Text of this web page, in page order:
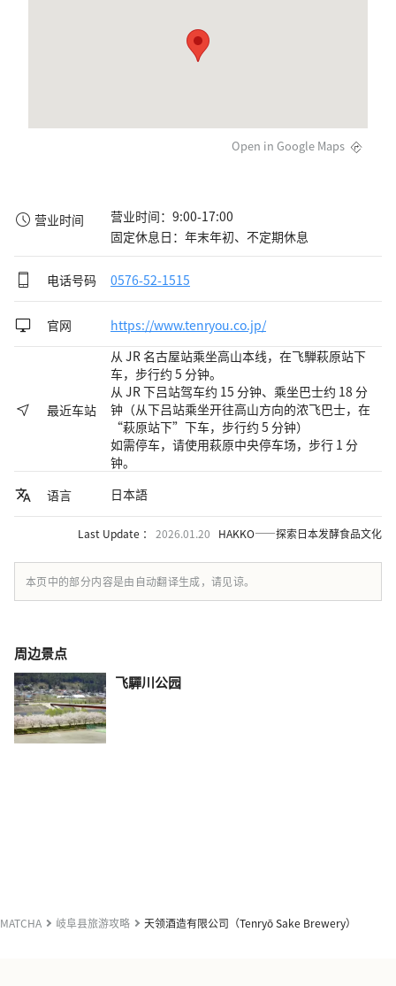
Open in Google Maps
营业时间
营业时间：9:00-17:00
固定休息日：年末年初、不定期休息
电话号码 0576-52-1515
官网 https://www.tenryou.co.jp/
最近车站
从 JR 名古屋站乘坐高山本线，在飞騨萩原站下
车，步行约 5 分钟。
从 JR 下吕站驾车约 15 分钟、乘坐巴士约 18 分
钟（从下吕站乘坐开往高山方向的浓飞巴士，在
“萩原站下”下车，步行约 5 分钟）
如需停车，请使用萩原中央停车场，步行 1 分
钟。
语言
日本語
Last Update ： 2026.01.20 HAKKO——探索日本发酵食品文化
本页中的部分内容是由自动翻译生成，请见谅。
周边景点
飞驒川公园
MATCHA 岐阜县旅游攻略 天领酒造有限公司（Tenryō Sake Brewery）